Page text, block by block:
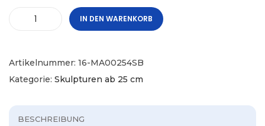
IN DEN WARENKORB
Artikelnummer: 16-MA00254SB
Kategorie: Skulpturen ab 25 cm
BESCHREIBUNG